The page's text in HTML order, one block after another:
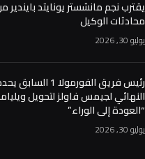
يقترب نجم مانشستر يونايتد بايندير
محادثات الوكيل
يوليو 30, 2026
رئيس فريق الفورمولا 1
النهائي لجيمس فاولز لتحويل
“العودة إلى الوراء”
يوليو 30, 2026